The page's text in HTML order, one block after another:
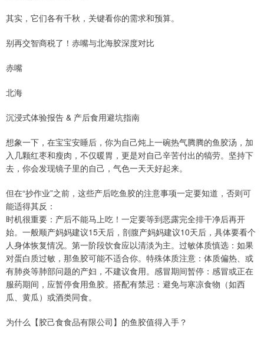
其实，它们各有千秋，关键看你的需求和预算。
别再交智商税了！赤嘴与北海胶深度对比
赤嘴
北海
沉浸式体验报告 & 产后食用避坑指南
想象一下，在宝宝安睡后，你为自己炖上一碗热气腾腾的鱼胶汤，加
入几颗红枣和瘦肉，不仅暖胃，更是对自己辛苦付出的犒劳。坚持下
去，你会发现镜子里的自己，气色一天天好起来。
但在“抄作业”之前，这些产后吃鱼胶的注意事项一定要知道，否则可
能适得其反：
时机很重要：产后不能马上吃！一定要等到恶露完全排干净后再开
始。一般顺产妈妈建议15天后，剖腹产妈妈建议10天后，具体要看个
人身体恢复情况。第一阶段饮食应以清淡为主。过敏体质慎选：如果
对蛋白质过敏，那鱼胶可能不适合你。特殊体质注意：体质偏热、或
有肺炎等肺部问题的产妇，不建议食用。感冒期间暂停：感冒或正在
服药期间，应暂停食用鱼胶。搭配有禁忌：避免与寒凉食物（如西
瓜、黄瓜）或酒类同食。
为什么【胶己食食品有限公司】的鱼胶值得入手？